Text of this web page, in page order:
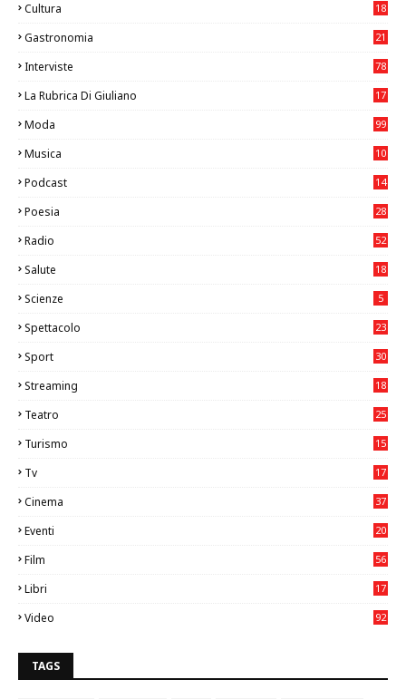
Cultura
18
Gastronomia
21
Interviste 78
La Rubrica Di Giuliano
17
Moda 99
Musica
10
Podcast 14
Poesia 28
Radio 52
Salute
18
Scienze 5
Spettacolo 23
Sport
30
Streaming 18
Teatro
25
Turismo
15
Tv
17
Cinema
37
Eventi
20
Film
56
Libri
17
Video
92
TAGS